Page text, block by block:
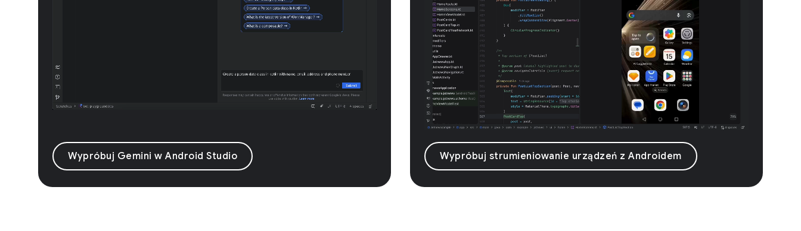
Wypróbuj Gemini w Android Studio Wypróbuj strumieniowanie urządzeń z Androidem